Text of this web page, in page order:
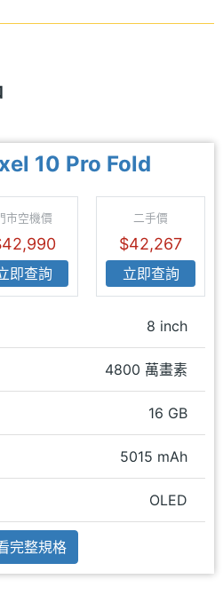
10 Pro Fold
市空機價
即查詢
二手價
$42,267
立即查詢
8 inch
4800 萬畫素
16 GB
5015 mAh
OLED
完整規格